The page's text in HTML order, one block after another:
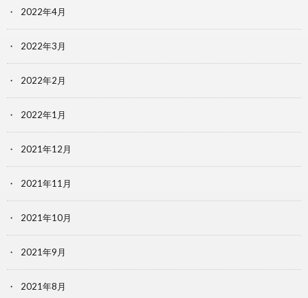
2022年4月
2022年3月
2022年2月
2022年1月
2021年12月
2021年11月
2021年10月
2021年9月
2021年8月